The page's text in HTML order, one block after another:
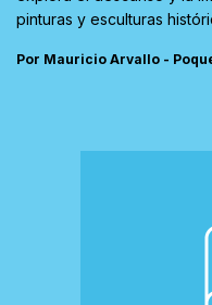
pinturas y esculturas
Por Mauricio Arvallo -